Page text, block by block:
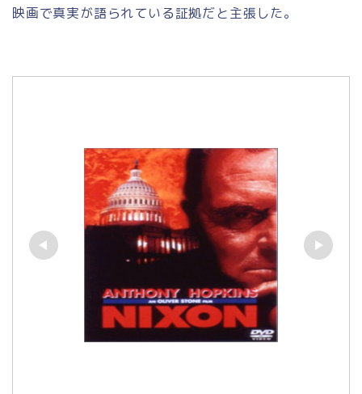
映画で真実が語られている証拠だと主張した。